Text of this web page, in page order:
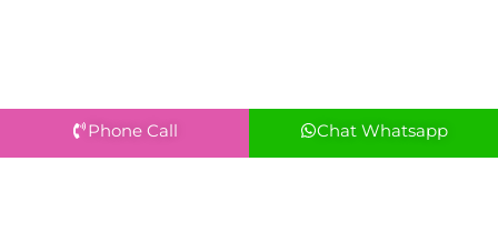
Phone Call Chat Whatsapp